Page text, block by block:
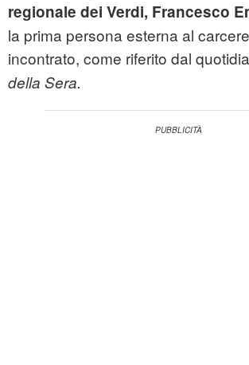
regionale dei Verdi, Francesco
la prima persona esterna al
incontrato, come riferito dal
della Sera.